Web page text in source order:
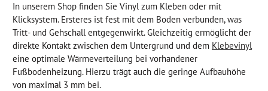
In unserem Shop finden Sie Vinyl zum Kleben oder mit
Klicksystem. Ersteres ist fest mit dem Boden verbunden, was
Tritt- und Gehschall entgegenwirkt. Gleichzeitig ermöglicht der
direkte Kontakt zwischen dem Untergrund und dem Klebevinyl
eine optimale Wärmeverteilung bei vorhandener
Fußbodenheizung. Hierzu trägt auch die geringe Aufbauhöhe
von maximal 3 mm bei.